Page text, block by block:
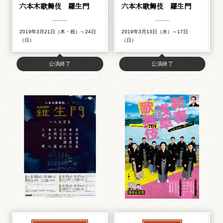
六本木歌舞伎 羅生門
2019年3月21日（木・祝）～24日
（日）
公演終了
六本木歌舞伎 羅生門
2019年3月13日（水）～17日
（日）
公演終了